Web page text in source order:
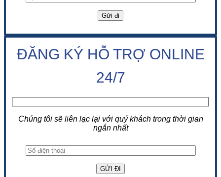
ĐĂNG KÝ HỖ TRỢ ONLINE
24/7
Chúng tôi sẽ liên lạc lại với quý khách trong thời gian
ngắn nhất